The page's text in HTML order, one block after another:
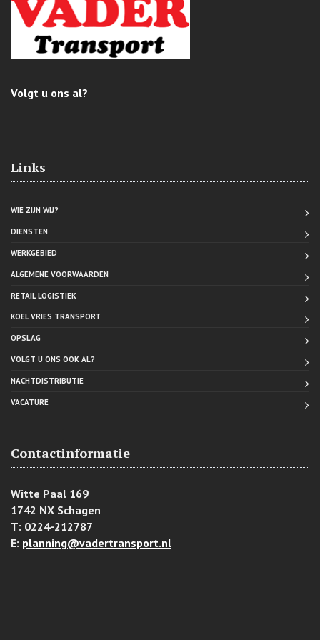
Volgt u ons al?
Links
WIE ZIJN WIJ?
DIENSTEN
WERKGEBIED
ALGEMENE VOORWAARDEN
RETAIL LOGISTIEK
KOEL VRIES TRANSPORT
OPSLAG
VOLGT U ONS OOK AL?
NACHTDISTRIBUTIE
VACATURE
Contactinformatie
Witte Paal 169
1742 NX Schagen
T: 0224-212787
E: planning@vadertransport.nl